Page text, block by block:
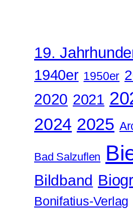
19.
1940er 1950er
2020 2021
2024 2025
Bad Salzuflen
Bildband
Bonifatius-Verlag